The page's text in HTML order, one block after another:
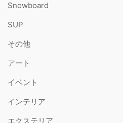
Snowboard
SUP
その他
アート
イベント
インテリア
エクステリア